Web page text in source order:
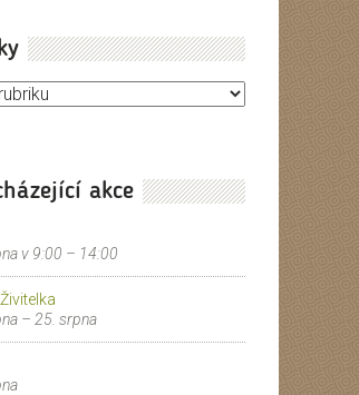
akce
v 9:00 – 14:00
– 25. srpna